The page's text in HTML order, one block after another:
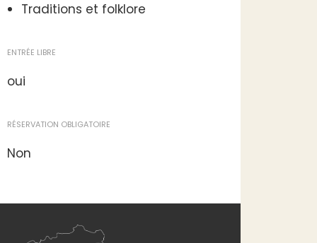
Traditions et folklore
ENTRÉE LIBRE
oui
RÉSERVATION OBLIGATOIRE
Non